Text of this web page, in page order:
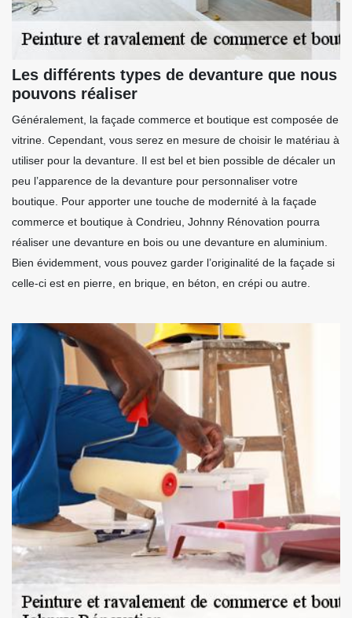
Les différents types de devanture que nous
pouvons réaliser
Généralement, la façade commerce et boutique est composée de
vitrine. Cependant, vous serez en mesure de choisir le matériau à
utiliser pour la devanture. Il est bel et bien possible de décaler un
peu l’apparence de la devanture pour personnaliser votre
boutique. Pour apporter une touche de modernité à la façade
commerce et boutique à Condrieu, Johnny Rénovation pourra
réaliser une devanture en bois ou une devanture en aluminium.
Bien évidemment, vous pouvez garder l’originalité de la façade si
celle-ci est en pierre, en brique, en béton, en crépi ou autre.